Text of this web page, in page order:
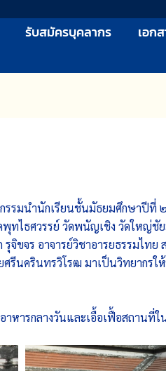
รับสมัครบุคลากร เอก
รรมนำนักเรียนชั้นมัธยมศึกษาปีที่​
พุทไธศวรรย์ วัดพนัญเชิง วัดใหญ่
จิขจร อาจารย์วิชาอารยธรรมไทย
นครินทรวิโรฒ มาเป็นวิทยากรใ
หารกลางวันและเอื้อเฟื้อสถานที่